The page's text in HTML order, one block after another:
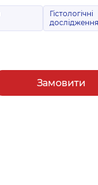
Гістологічні
дослідження
Замовити